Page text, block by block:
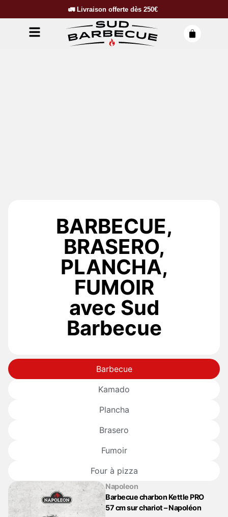
🚛 Livraison offerte dès 250€
BARBECUE,
BRASERO,
PLANCHA,
FUMOIR
avec Sud
Barbecue
Barbecue
Kamado
Plancha
Brasero
Fumoir
Four à pizza
Napoleon
Barbecue charbon Kettle PRO
57 cm sur chariot – Napoléon